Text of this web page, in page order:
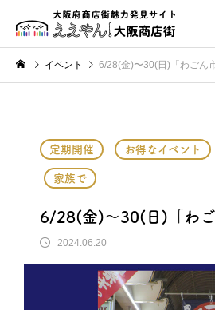
イベント 6/28(金)〜30(日)「わごん市
定期開催 お得なイベント
家族で
6/28(金)〜30(日)「わご
2024.06.20